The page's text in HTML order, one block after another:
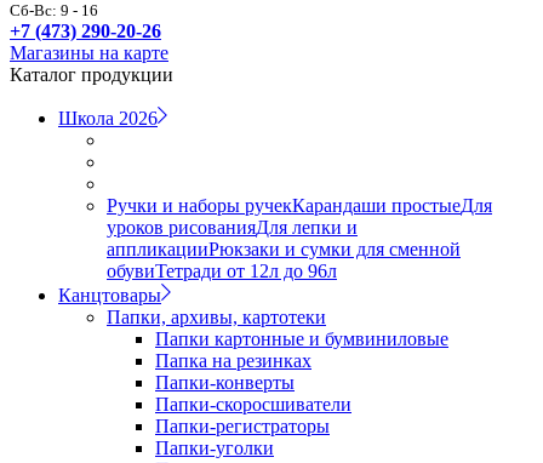
Сб-Вс: 9 - 16
+7 (473) 290-20-26
Магазины на карте
Каталог продукции
Школа 2026
Ручки и наборы ручекКарандаши простыеДля
уроков рисованияДля лепки и
аппликацииРюкзаки и сумки для сменной
обувиТетради от 12л до 96л
Канцтовары
Папки, архивы, картотеки
Папки картонные и бумвиниловые
Папка на резинках
Папки-конверты
Папки-скоросшиватели
Папки-регистраторы
Папки-уголки